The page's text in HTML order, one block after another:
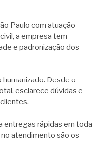
Paulo com atuação
a empresa tem
e padronização dos
Desde o
esclarece dúvidas e
entregas rápidas em toda
atendimento são os